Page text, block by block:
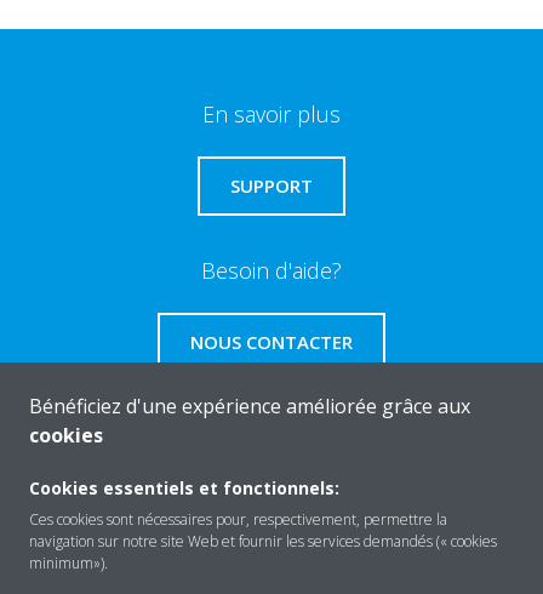
En savoir plus
SUPPORT
Besoin d'aide?
NOUS CONTACTER
About Daikin
Solutions
Bénéficiez d'une expérience améliorée grâce aux
cookies
Cookies essentiels et fonctionnels:
Ces cookies sont nécessaires pour, respectivement, permettre la
navigation sur notre site Web et fournir les services demandés (« cookies
minimum»).